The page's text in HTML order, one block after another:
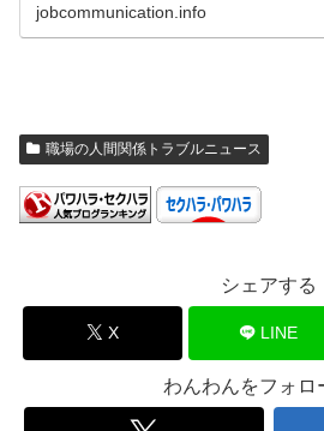
jobcommunication.info
職場の人間関係トラブルニュース
シェアする
X LINE
わんわんをフォロ